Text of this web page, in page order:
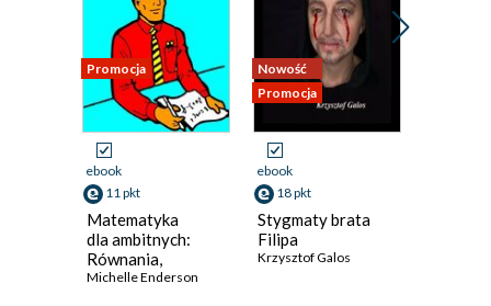
Promocja
ebook
11 pkt
Matematyka
dla ambitnych:
Równania,
geometria,
Michelle Enderson
Nowość
Promocja
ebook
18 pkt
Stygmaty brata
Filipa
Krzysztof Galos